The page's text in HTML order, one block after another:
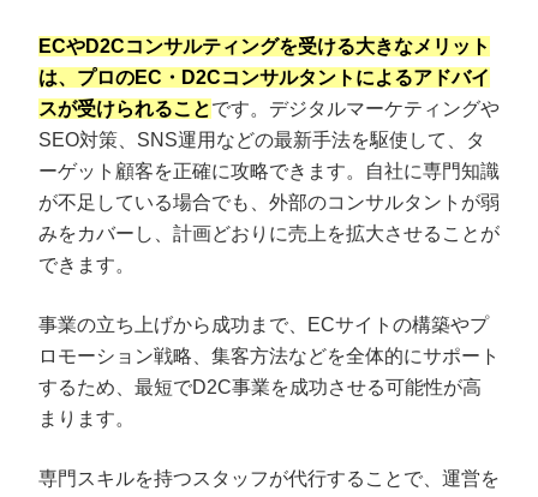
ECやD2Cコンサルティングを受ける大きなメリット
は、プロのEC・D2Cコンサルタントによるアドバイ
スが受けられることです。デジタルマーケティングや
SEO対策、SNS運用などの最新手法を駆使して、タ
ーゲット顧客を正確に攻略できます。自社に専門知識
が不足している場合でも、外部のコンサルタントが弱
みをカバーし、計画どおりに売上を拡大させることが
できます。
事業の立ち上げから成功まで、ECサイトの構築やプ
ロモーション戦略、集客方法などを全体的にサポート
するため、最短でD2C事業を成功させる可能性が高
まります。
専門スキルを持つスタッフが代行することで、運営を